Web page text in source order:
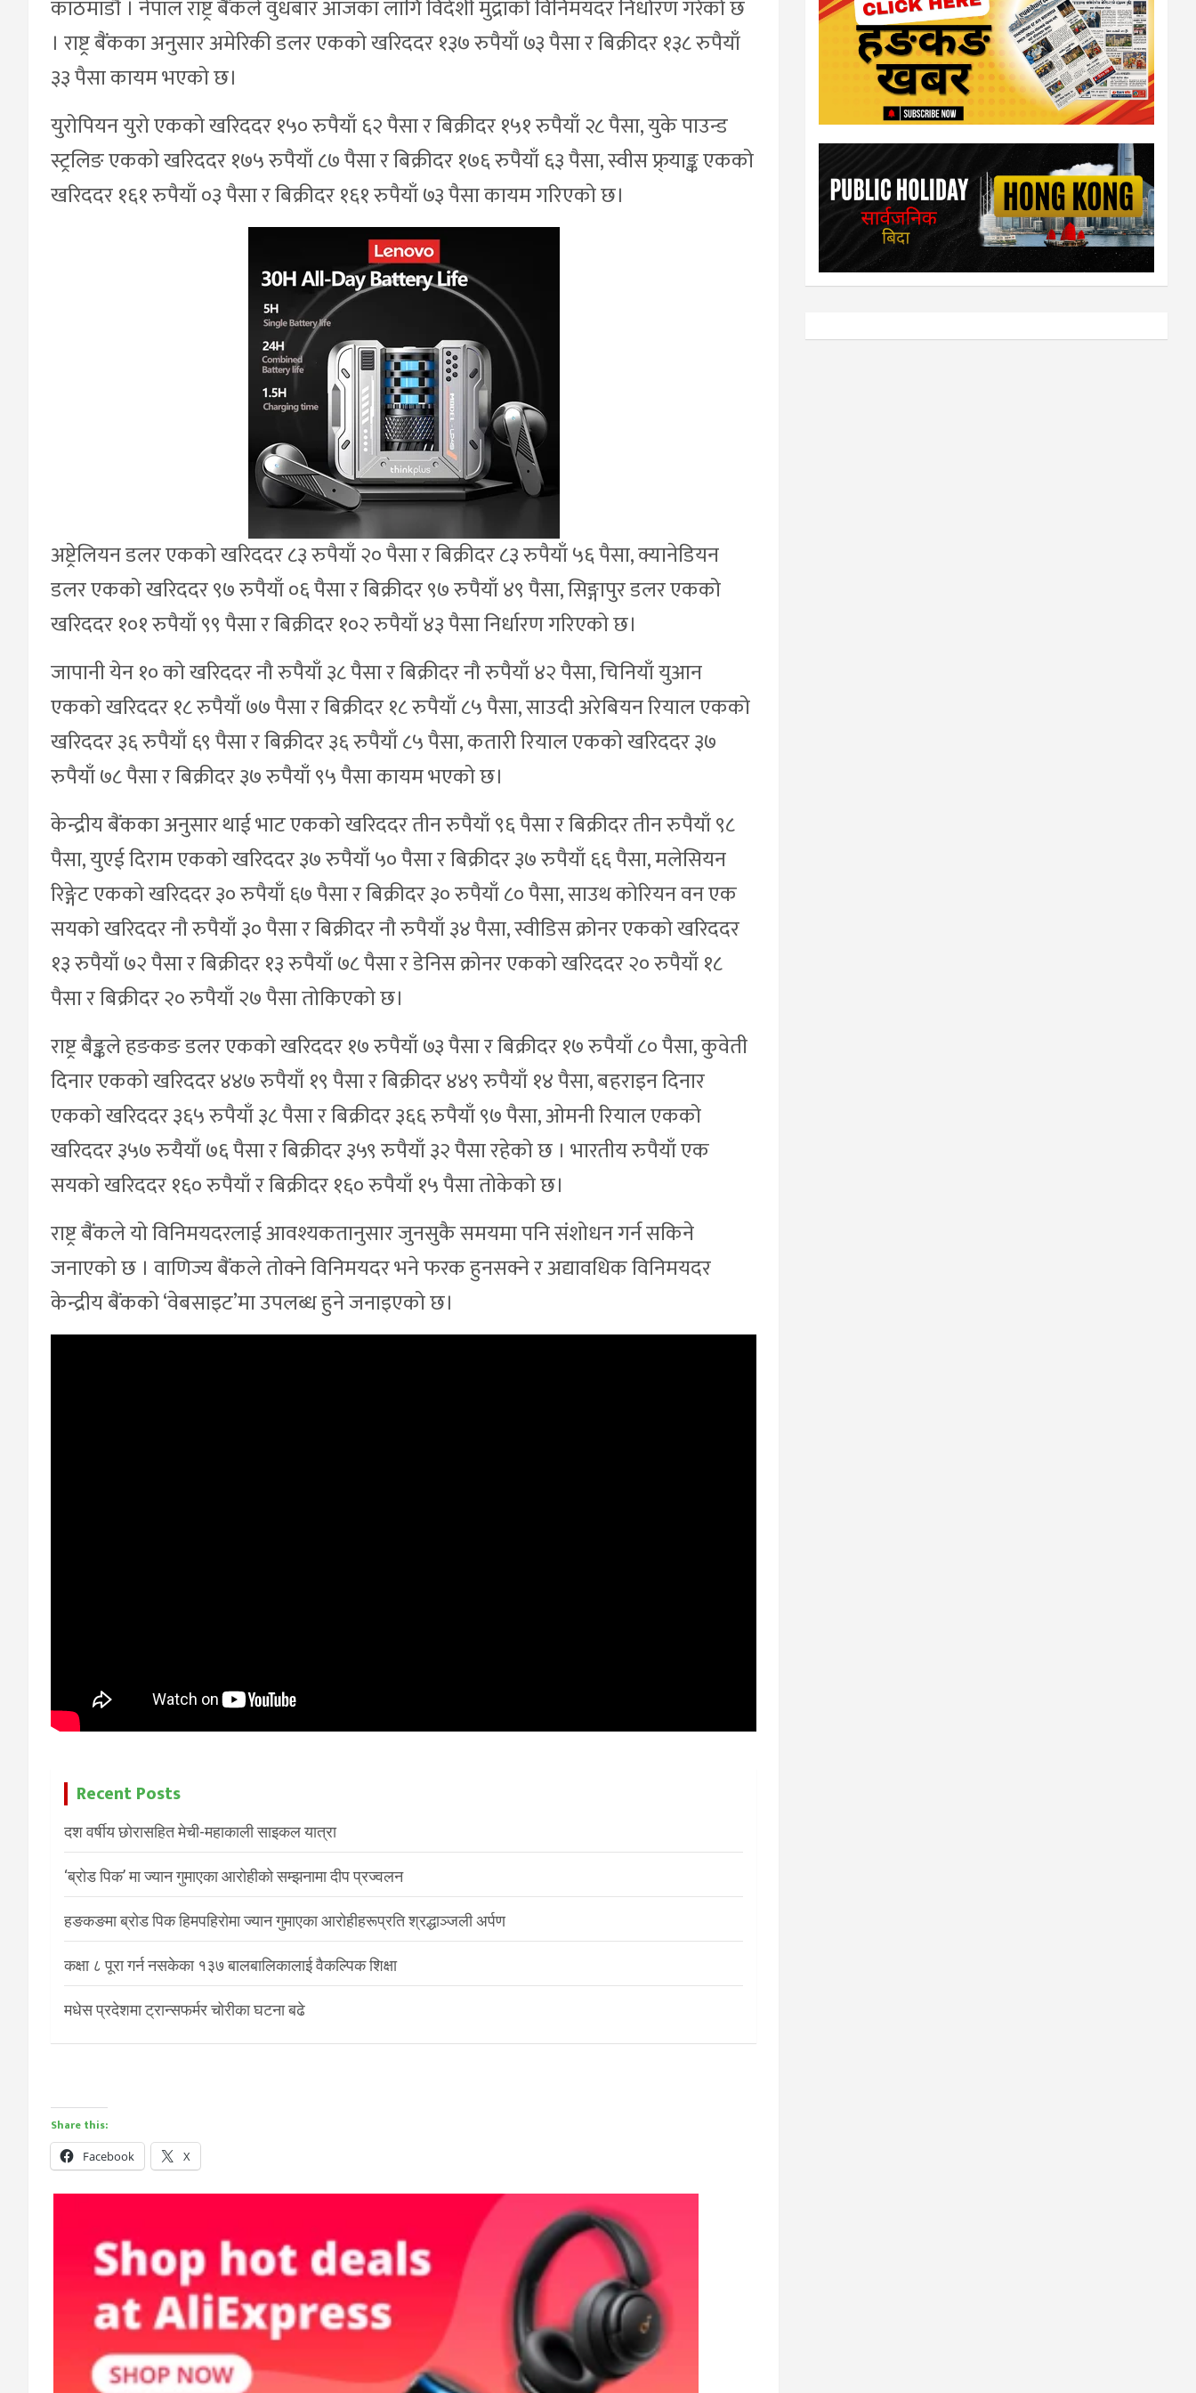
काठमाडौं । नेपाल राष्ट्र बैंकले वुधबार आजका लागि विदेशी मुद्राको विनिमयदर निर्धारण गरेको छ
। राष्ट्र बैंकका अनुसार अमेरिकी डलर एकको खरिददर १३७ रुपैयाँ ७३ पैसा र बिक्रीदर १३८ रुपैयाँ
३३ पैसा कायम भएको छ।
युरोपियन युरो एकको खरिददर १५० रुपैयाँ ६२ पैसा र बिक्रीदर १५१ रुपैयाँ २८ पैसा, युके पाउन्ड
स्ट्रलिङ एकको खरिददर १७५ रुपैयाँ ८७ पैसा र बिक्रीदर १७६ रुपैयाँ ६३ पैसा, स्वीस फ्र्याङ्क एकको
खरिददर १६१ रुपैयाँ ०३ पैसा र बिक्रीदर १६१ रुपैयाँ ७३ पैसा कायम गरिएको छ।
अष्ट्रेलियन डलर एकको खरिददर ८३ रुपैयाँ २० पैसा र बिक्रीदर ८३ रुपैयाँ ५६ पैसा, क्यानेडियन
डलर एकको खरिददर ९७ रुपैयाँ ०६ पैसा र बिक्रीदर ९७ रुपैयाँ ४९ पैसा, सिङ्गापुर डलर एकको
खरिददर १०१ रुपैयाँ ९९ पैसा र बिक्रीदर १०२ रुपैयाँ ४३ पैसा निर्धारण गरिएको छ।
जापानी येन १० को खरिददर नौ रुपैयाँ ३८ पैसा र बिक्रीदर नौ रुपैयाँ ४२ पैसा, चिनियाँ युआन
एकको खरिददर १८ रुपैयाँ ७७ पैसा र बिक्रीदर १८ रुपैयाँ ८५ पैसा, साउदी अरेबियन रियाल एकको
खरिददर ३६ रुपैयाँ ६९ पैसा र बिक्रीदर ३६ रुपैयाँ ८५ पैसा, कतारी रियाल एकको खरिददर ३७
रुपैयाँ ७८ पैसा र बिक्रीदर ३७ रुपैयाँ ९५ पैसा कायम भएको छ।
केन्द्रीय बैंकका अनुसार थाई भाट एकको खरिददर तीन रुपैयाँ ९६ पैसा र बिक्रीदर तीन रुपैयाँ ९८
पैसा, युएई दिराम एकको खरिददर ३७ रुपैयाँ ५० पैसा र बिक्रीदर ३७ रुपैयाँ ६६ पैसा, मलेसियन
रिङ्गेट एकको खरिददर ३० रुपैयाँ ६७ पैसा र बिक्रीदर ३० रुपैयाँ ८० पैसा, साउथ कोरियन वन एक
सयको खरिददर नौ रुपैयाँ ३० पैसा र बिक्रीदर नौ रुपैयाँ ३४ पैसा, स्वीडिस क्रोनर एकको खरिददर
१३ रुपैयाँ ७२ पैसा र बिक्रीदर १३ रुपैयाँ ७८ पैसा र डेनिस क्रोनर एकको खरिददर २० रुपैयाँ १८
पैसा र बिक्रीदर २० रुपैयाँ २७ पैसा तोकिएको छ।
राष्ट्र बैङ्कले हङकङ डलर एकको खरिददर १७ रुपैयाँ ७३ पैसा र बिक्रीदर १७ रुपैयाँ ८० पैसा, कुवेती
दिनार एकको खरिददर ४४७ रुपैयाँ १९ पैसा र बिक्रीदर ४४९ रुपैयाँ १४ पैसा, बहराइन दिनार
एकको खरिददर ३६५ रुपैयाँ ३८ पैसा र बिक्रीदर ३६६ रुपैयाँ ९७ पैसा, ओमनी रियाल एकको
खरिददर ३५७ रुयैयाँ ७६ पैसा र बिक्रीदर ३५९ रुपैयाँ ३२ पैसा रहेको छ । भारतीय रुपैयाँ एक
सयको खरिददर १६० रुपैयाँ र बिक्रीदर १६० रुपैयाँ १५ पैसा तोकेको छ।
राष्ट्र बैंकले यो विनिमयदरलाई आवश्यकतानुसार जुनसुकै समयमा पनि संशोधन गर्न सकिने
जनाएको छ । वाणिज्य बैंकले तोक्ने विनिमयदर भने फरक हुनसक्ने र अद्यावधिक विनिमयदर
केन्द्रीय बैंकको ‘वेबसाइट’मा उपलब्ध हुने जनाइएको छ।
Recent Posts
दश वर्षीय छोरासहित मेची-महाकाली साइकल यात्रा
‘ब्रोड पिक’ मा ज्यान गुमाएका आरोहीको सम्झनामा दीप प्रज्वलन
हङकङमा ब्रोड पिक हिमपहिरोमा ज्यान गुमाएका आरोहीहरूप्रति श्रद्धाञ्जली अर्पण
कक्षा ८ पूरा गर्न नसकेका १३७ बालबालिकालाई वैकल्पिक शिक्षा
मधेस प्रदेशमा ट्रान्सफर्मर चोरीका घटना बढे
Share this:
Facebook X